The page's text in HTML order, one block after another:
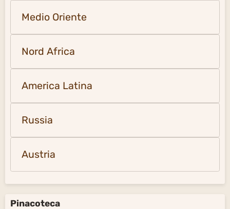
Medio Oriente
Nord Africa
America Latina
Russia
Austria
Pinacoteca